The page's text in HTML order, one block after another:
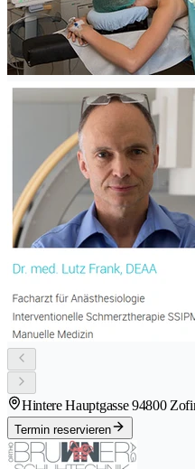
Hintere Hauptgasse 94800
Termin reservieren